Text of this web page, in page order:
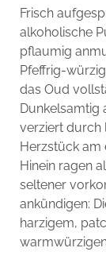
Frisch
alkoholische
pflaumig
Pfeffrig-
das Oud
Dunkelsamtig
verziert durch
Herzstück am
Hinein ragen
seltener
ankündigen:
harzigem,